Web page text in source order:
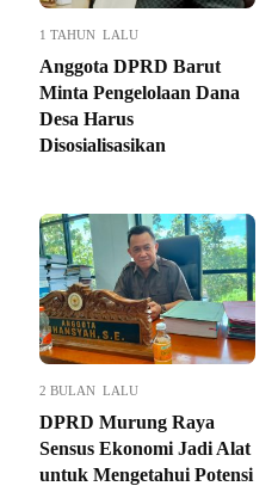
1 TAHUN LALU
Anggota DPRD Barut
Minta Pengelolaan Dana
Desa Harus
Disosialisasikan
2 BULAN LALU
DPRD Murung Raya
Sensus Ekonomi Jadi Alat
untuk Mengetahui Potensi